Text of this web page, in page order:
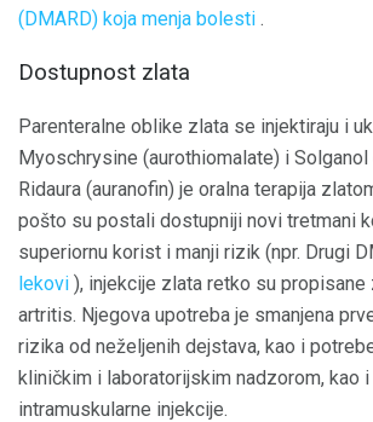
(DMARD) koja menja bolesti .
Dostupnost zlata
Parenteralne oblike zlata se injektiraju i
Myoschrysine (aurothiomalate) i
Ridaura (auranofin) je oralna terapija
pošto su postali dostupniji novi tretmani
superiornu korist i manji rizik (npr. Drugi
lekovi ), injekcije zlata retko su propisane
artritis. Njegova upotreba je smanjena
rizika od neželjenih dejstava, kao i
kliničkim i laboratorijskim nadzorom, kao
intramuskularne injekcije.